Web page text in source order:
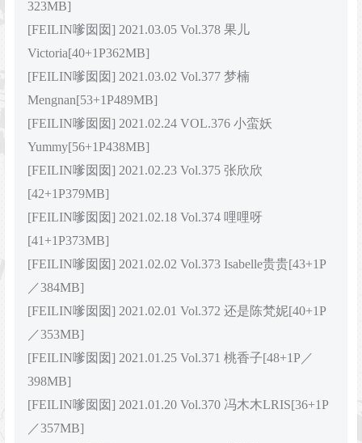
323MB]
[FEILIN嗲囡囡] 2021.03.05 Vol.378 果儿
Victoria[40+1P362MB]
[FEILIN嗲囡囡] 2021.03.02 Vol.377 梦楠
Mengnan[53+1P489MB]
[FEILIN嗲囡囡] 2021.02.24 VOL.376 小蛮妖
Yummy[56+1P438MB]
[FEILIN嗲囡囡] 2021.02.23 Vol.375 张欣欣
[42+1P379MB]
[FEILIN嗲囡囡] 2021.02.18 Vol.374 哩哩呀
[41+1P373MB]
[FEILIN嗲囡囡] 2021.02.02 Vol.373 Isabelle贵贵[43+1P
／384MB]
[FEILIN嗲囡囡] 2021.02.01 Vol.372 还是陈梵妮[40+1P
／353MB]
[FEILIN嗲囡囡] 2021.01.25 Vol.371 桃香子[48+1P／
398MB]
[FEILIN嗲囡囡] 2021.01.20 Vol.370 冯木木LRIS[36+1P
／357MB]